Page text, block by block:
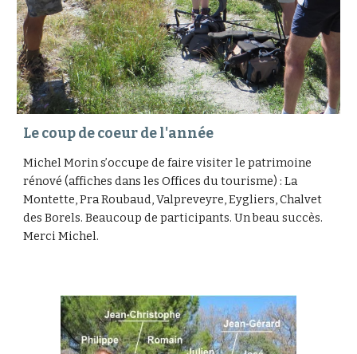
Le coup de coeur de l'année
Michel Morin s’occupe de faire visiter le patrimoine
rénové (affiches dans les Offices du tourisme) : La
Montette, Pra Roubaud, Valpreveyre, Eygliers, Chalvet
des Borels. Beaucoup de participants. Un beau succès.
Merci Michel.